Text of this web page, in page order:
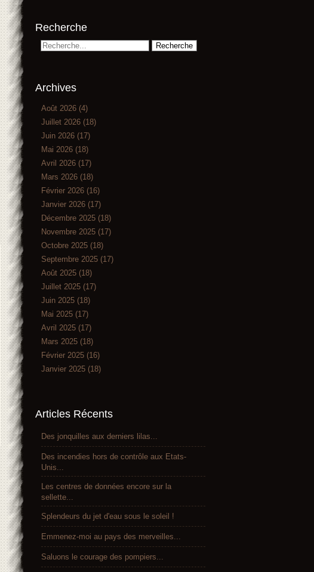
Recherche
Archives
Août 2026 (4)
Juillet 2026 (18)
Juin 2026 (17)
Mai 2026 (18)
Avril 2026 (17)
Mars 2026 (18)
Février 2026 (16)
Janvier 2026 (17)
Décembre 2025 (18)
Novembre 2025 (17)
Octobre 2025 (18)
Septembre 2025 (17)
Août 2025 (18)
Juillet 2025 (17)
Juin 2025 (18)
Mai 2025 (17)
Avril 2025 (17)
Mars 2025 (18)
Février 2025 (16)
Janvier 2025 (18)
Articles Récents
Des jonquilles aux derniers lilas...
Des incendies hors de contrôle aux Etats-
Unis...
Les centres de données encore sur la
sellette...
Splendeurs du jet d'eau sous le soleil !
Emmenez-moi au pays des merveilles...
Saluons le courage des pompiers...